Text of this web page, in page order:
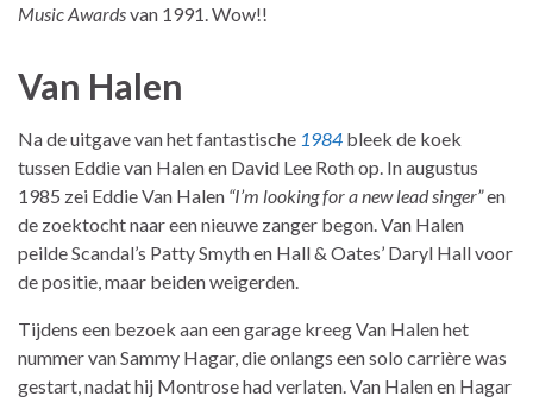
Music Awardsvan 1991. Wow!!
Van Halen
Na de uitgave van het fantastische 1984 bleek de koek
tussen Eddie van Halen en David Lee Roth op. In augustus
1985 zei Eddie Van Halen “I’m looking for a new lead singer”en
de zoektocht naar een nieuwe zanger begon. Van Halen
peilde Scandal’s Patty Smyth en Hall & Oates’ Daryl Hall voor
de positie, maar beiden weigerden.
Tijdens een bezoek aan een garage kreeg Van Halen het
nummer van Sammy Hagar, die onlangs een solo carrière was
gestart, nadat hij Montrose had verlaten. Van Halen en Hagar